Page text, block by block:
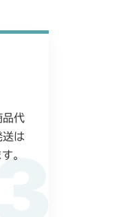
品代
送は
。